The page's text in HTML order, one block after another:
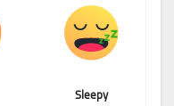
Sleepy